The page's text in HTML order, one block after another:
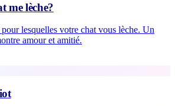
me lèche?
lesquelles votre chat vous lèche. Un
amour et amitié.